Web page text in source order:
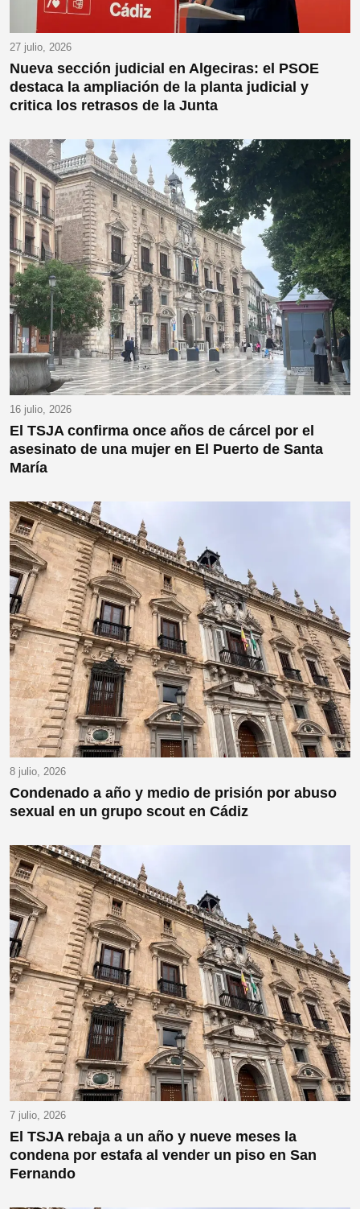
27 julio, 2026
Nueva sección judicial en Algeciras: el PSOE
destaca la ampliación de la planta judicial y
critica los retrasos de la Junta
16 julio, 2026
El TSJA confirma once años de cárcel por el
asesinato de una mujer en El Puerto de Santa
María
8 julio, 2026
Condenado a año y medio de prisión por abuso
sexual en un grupo scout en Cádiz
7 julio, 2026
El TSJA rebaja a un año y nueve meses la
condena por estafa al vender un piso en San
Fernando